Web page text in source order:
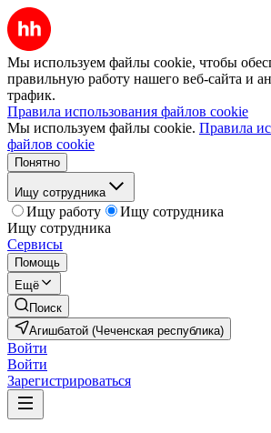
Мы используем файлы cookie, чтобы
правильную работу нашего веб-сайта и
трафик.
Правила использования файлов cookie
Мы используем файлы cookie. Правила
файлов cookie
Понятно
Ищу сотрудника
Ищу работу
Ищу сотрудника
Ищу сотрудника
Сервисы
Помощь
Ещё
Поиск
Агишбатой (Чеченская республика)
Войти
Войти
Зарегистрироваться